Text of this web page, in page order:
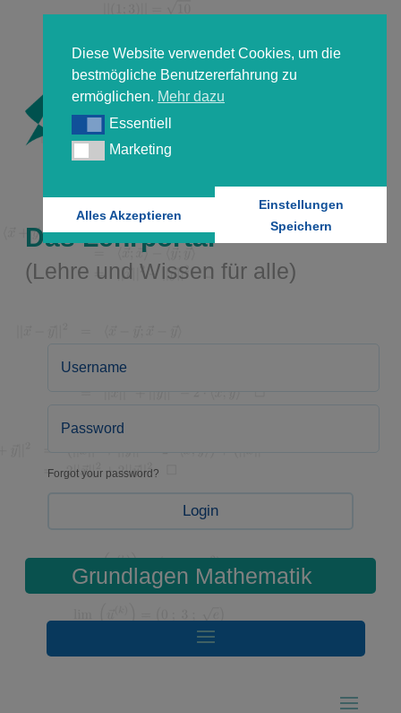
Diese Website verwendet Cookies, um die
bestmögliche Benutzererfahrung zu
ermöglichen. Mehr dazu
EssentiellEssentiell
MarketingMarketing
Alles Akzeptieren
Einstellungen
Speichern
Das Lehrportal
(Lehre und Wissen für alle)
Forgot your password?
Login
Grundlagen Mathematik